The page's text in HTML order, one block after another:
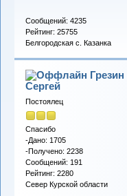
Сообщений: 4235
Рейтинг: 25755
Белгородская с. Казанка
Грезин
Сергей
Постоялец
Спасибо
-Дано: 1705
-Получено: 2238
Сообщений: 191
Рейтинг: 2280
Север Курской области